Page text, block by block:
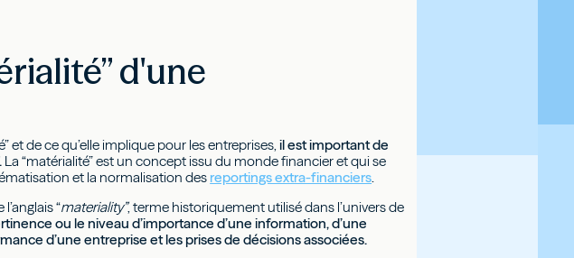
d'une
et de ce qu’elle implique pour les entreprises,il est important de
La “matérialité” est un concept issu du monde financier et qui se
et la normalisation des reportings extra-financiers.
“materiality”, terme historiquement utilisé dans l’univers de
ou le niveau d’importance d’une information, d’une
d’une entreprise et les prises de décisions associées.